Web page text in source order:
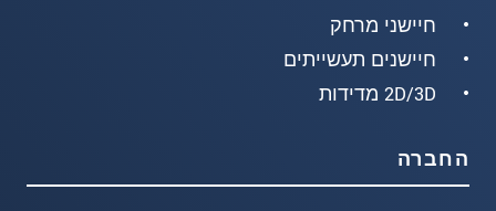
חיישני מרחק
חיישנים תעשייתים
2D/3D מדידות
החברה